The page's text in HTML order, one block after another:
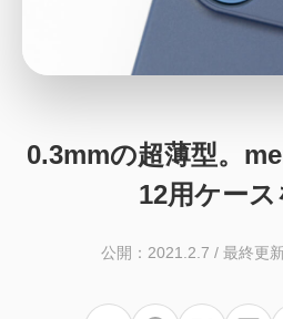
iPad Mac
ニュース
0.3mmの超薄型。
12用ケー
公開：2021.2.7 / 最終更